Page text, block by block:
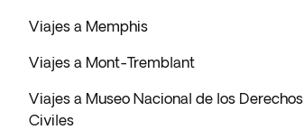
Viajes a Memphis
Viajes a Mont-Tremblant
Viajes a Museo Nacional de los Derechos
Civiles